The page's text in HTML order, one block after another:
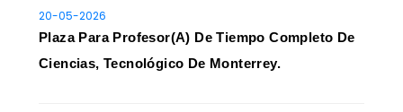
20-05-2026
Plaza Para Profesor(a) De Tiempo Completo De
Ciencias, Tecnológico De Monterrey.